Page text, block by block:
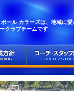
ール カラーズは、地域に
クラブチームです